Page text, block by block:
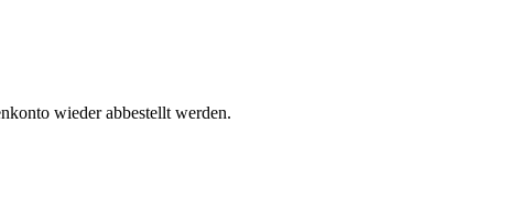
wieder abbestellt werden.